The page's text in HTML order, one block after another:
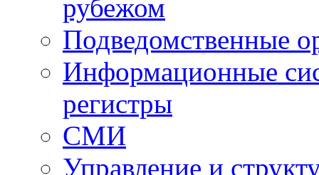
рубежом
Подведомственные
Информационные
регистры
СМИ
Управление и